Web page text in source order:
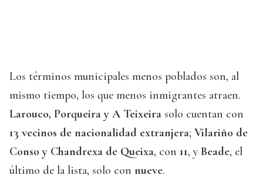
Los términos municipales menos poblados son, al
mismo tiempo, los que menos inmigrantes atraen.
Larouco, Porqueira y A Teixeira solo cuentan con
13 vecinos de nacionalidad extranjera; Vilariño de
Conso y Chandrexa de Queixa, con 11, yBeade, el
último de la lista, solo con nueve.